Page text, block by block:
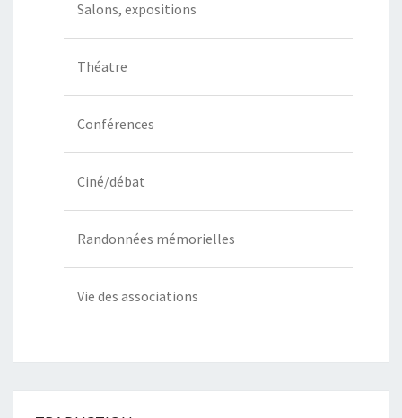
Salons, expositions
Théatre
Conférences
Ciné/débat
Randonnées mémorielles
Vie des associations